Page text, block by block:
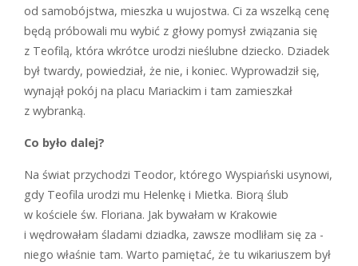
od samobójstwa, mieszka u wujostwa. Ci za wszelką cenę
będą próbowali mu wybić z głowy pomysł związania się
z Teofilą, która wkrótce urodzi nieślubne dziecko. Dziadek
był twardy, powiedział, że nie, i koniec. Wyprowadził się,
wynajął pokój na placu Mariackim i tam zamieszkał
z wybranką.
Co było dalej?
Na świat przychodzi Teodor, którego Wyspiański usynowi,
gdy Teofila urodzi mu Helenkę i Mietka. Biorą ślub
w kościele św. Floriana. Jak ­bywałam w Krakowie
i wędrowałam ­śladami dziadka, zawsze modliłam się za ­
niego właśnie tam. Warto pamiętać, że tu ­wikariuszem był